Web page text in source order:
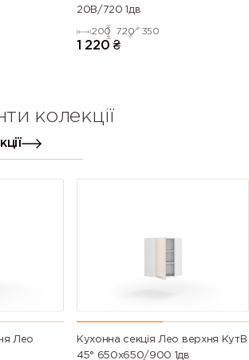
20В/720 1дв
200 720 350
1 220 ₴
колекції
Лео
Кухонна секція Лео верхня КутВ
45° 650х650/900 1дв